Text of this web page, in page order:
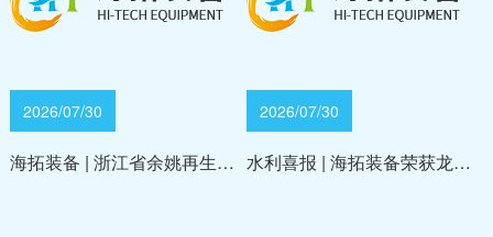
2026/07/30
海拓装备 | 浙江省余姚再生水厂项目
2026/07/30
水利喜报 | 海拓装备荣获龙江水利科技进步奖二等奖